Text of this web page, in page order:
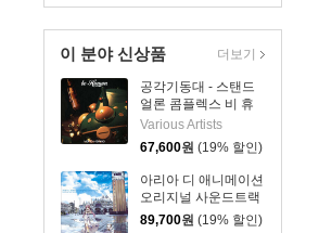
그린 컬러 2LP]
이 분야 신상품
공각기동대 - 스탠드
얼론 콤플렉스 비 휴
먼 애니메이션 음악
(Ghost In The Shell
STAND ALONE
COMPLEX be
Human) [2LP]
Various Artists
67,600원 (19% 할인)
아리아 디 애니메이션
오리지널 사운드트랙
(ARIA The
89,700원 (19% 할인)
더보기